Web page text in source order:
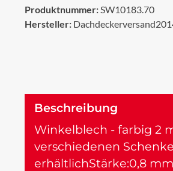
Produktnummer:SW10183.70
Hersteller:
Beschreibung
Winkelblech - farbig 2
verschiedenen
erhältlichStärke:0,8